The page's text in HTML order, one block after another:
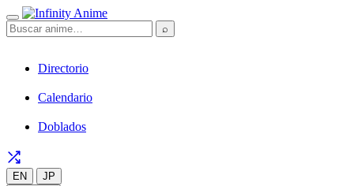
⌕
Directorio
Calendario
Doblados
EN
JP